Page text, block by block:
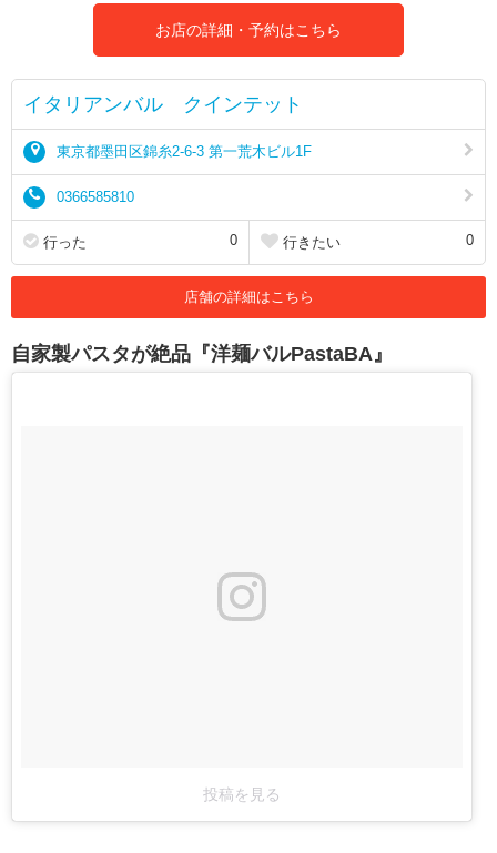
お店の詳細・予約はこちら
イタリアンバル クインテット
東京都墨田区錦糸2-6-3 第一荒木ビル1F
0366585810
行った 0 行きたい 0
店舗の詳細はこちら
自家製パスタが絶品『洋麺バルPastaBA』
投稿を見る